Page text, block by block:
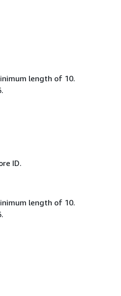
length of 10.
ID.
length of 10.